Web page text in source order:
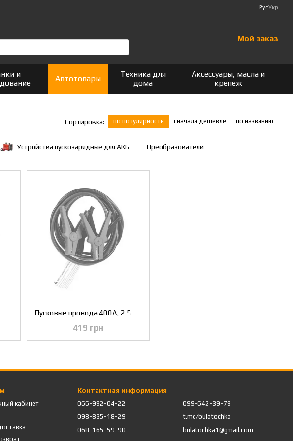
РусУкр
Мой заказ
и
Автотовары
Техника для
дома
Аксессуары, масла и
крепеж
Сортировка: по популярности сначала дешевле по названию
Устройства пускозарядные для АКБ Преобразователи
Пусковые провода 400А, 2.5м, до -40°C, чехол INTERTOOL AT-3043
419 грн
кабинет
Контактная информация
066-992-04-22
098-835-18-29
068-165-59-90
099-642-39-79
t.me/bulatochka
bulatochka1@gmail.com